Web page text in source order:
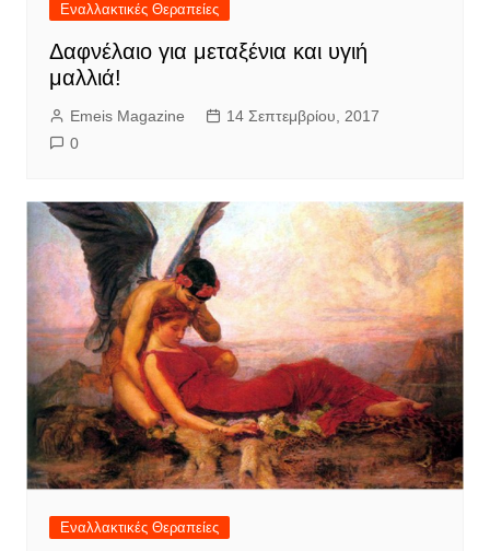
Εναλλακτικές Θεραπείες
Δαφνέλαιο για μεταξένια και υγιή
μαλλιά!
Emeis Magazine
14 Σεπτεμβρίου, 2017
0
Εναλλακτικές Θεραπείες